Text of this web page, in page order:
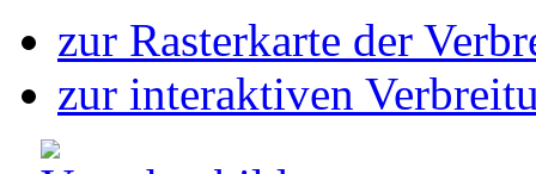
zur Rasterkarte der
zur interaktiven